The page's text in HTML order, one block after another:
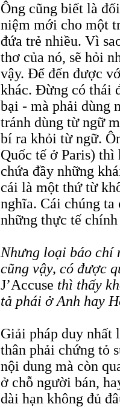
Ông cũng biết là
niệm mới cho một
đứa trẻ nhiều. Vì
thơ của nó, sẽ hỏi
vậy. Để đến được
khác. Đừng có thái
bại - mà phải dùng
tránh dùng từ ngữ
bí ra khỏi từ ngữ.
Quốc tế ở Paris)
chứa đầy những
cái là một thứ từ
nghĩa. Cái chúng
những thực tế
Nhưng loại báo chí
cũng vậy, có được
J’Accuse thì thấy
tả phái ở Anh hay
Giải pháp duy nhất
thân phải chứng tỏ
nội dung mà còn
ở chỗ người bán,
dài hạn không đủ